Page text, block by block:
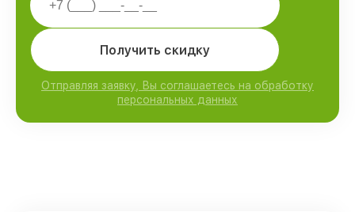
Получить скидку
Отправляя заявку, Вы соглашаетесь на обработку
персональных данных